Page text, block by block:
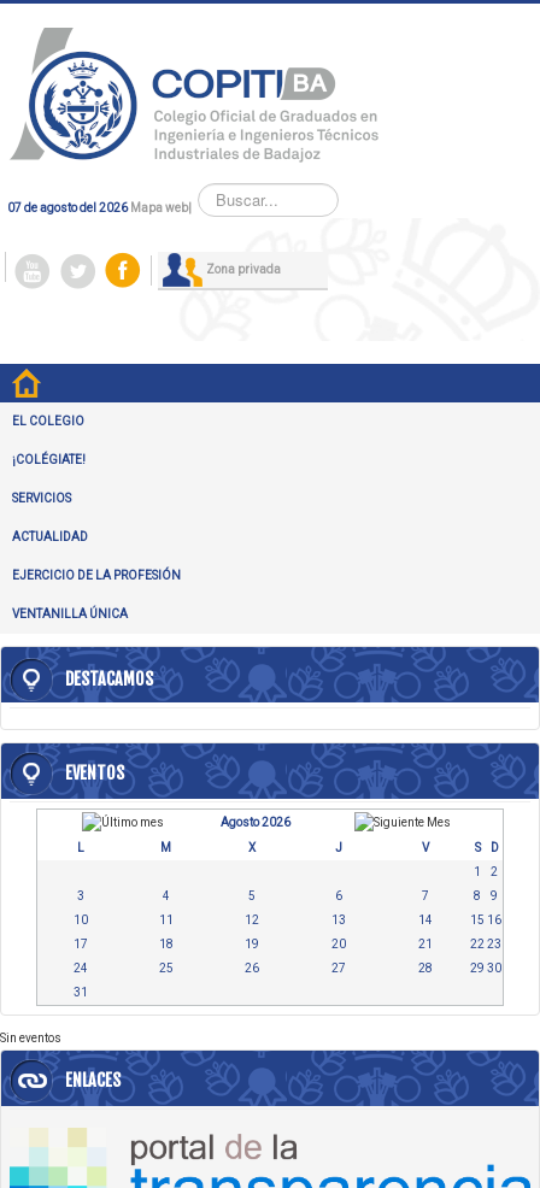
07 de agosto del 2026 Mapa web|
Buscar...
Zona privada
EL COLEGIO
¡COLÉGIATE!
SERVICIOS
ACTUALIDAD
EJERCICIO DE LA PROFESIÓN
VENTANILLA ÚNICA
DESTACAMOS
EVENTOS
Agosto 2026
L
M X J V S
D
1
2
3
4 5 6 7 8
9
10
11 12 13 14 15 16
17
18 19 20 21 22 23
24
25 26 27 28 29 30
31
Sin eventos
ENLACES